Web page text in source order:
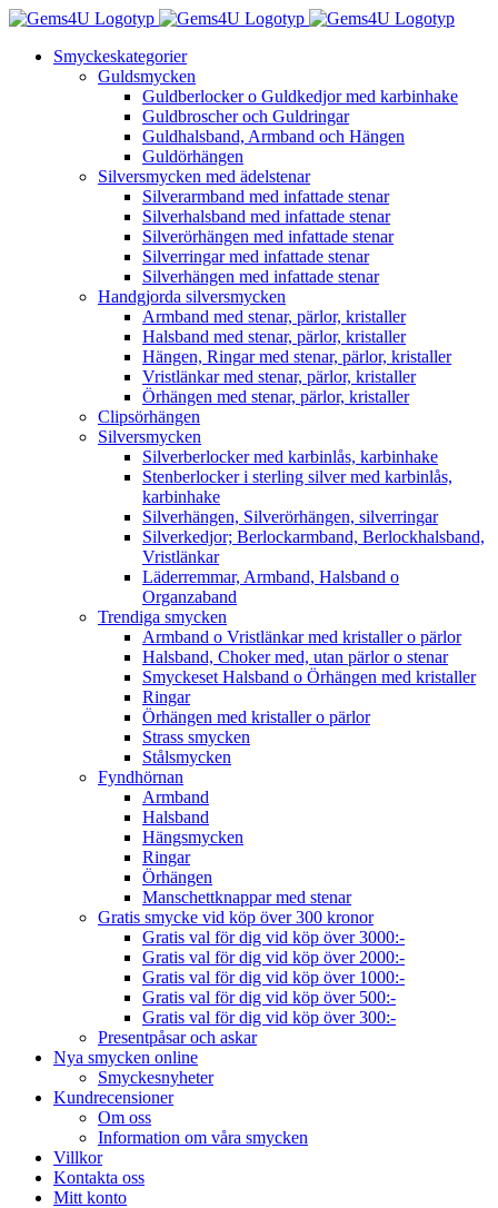
Fortsätt
innehålletSmyckeskategorier
Guldsmycken
Guldberlocker o Guldkedjor med karbinhake
Guldbroscher och Guldringar
Guldhalsband, Armband och Hängen
Guldörhängen
Silversmycken med ädelstenar
Silverarmband med infattade stenar
Silverhalsband med infattade stenar
Silverörhängen med infattade stenar
Silverringar med infattade stenar
Silverhängen med infattade stenar
Handgjorda silversmycken
Armband med stenar, pärlor, kristaller
Halsband med stenar, pärlor, kristaller
Hängen, Ringar med stenar, pärlor, kristaller
Vristlänkar med stenar, pärlor, kristaller
Örhängen med stenar, pärlor, kristaller
Clipsörhängen
Silversmycken
Silverberlocker med karbinlås, karbinhake
Stenberlocker i sterling silver med karbinlås,
karbinhake
Silverhängen, Silverörhängen, silverringar
Silverkedjor; Berlockarmband, Berlockhalsband,
Vristlänkar
Läderremmar, Armband, Halsband o
Organzaband
Trendiga smycken
Armband o Vristlänkar med kristaller o pärlor
Halsband, Choker med, utan pärlor o stenar
Smyckeset Halsband o Örhängen med kristaller
Ringar
Örhängen med kristaller o pärlor
Strass smycken
Stålsmycken
Fyndhörnan
Armband
Halsband
Hängsmycken
Ringar
Örhängen
Manschettknappar med stenar
Gratis smycke vid köp över 300 kronor
Gratis val för dig vid köp över 3000:-
Gratis val för dig vid köp över 2000:-
Gratis val för dig vid köp över 1000:-
Gratis val för dig vid köp över 500:-
Gratis val för dig vid köp över 300:-
Presentpåsar och askar
Nya smycken online
Smyckesnyheter
Kundrecensioner
Om oss
Information om våra smycken
Villkor
Kontakta oss
Mitt konto